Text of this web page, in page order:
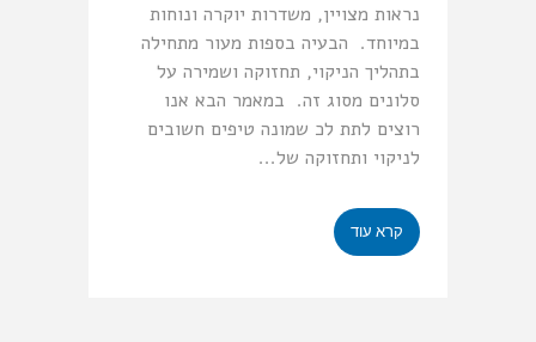
נראות מצויין, משדרות יוקרה ונוחות
במיוחד. הבעיה בספות מעור מתחילה
בתהליך הניקוי, תחזוקה ושמירה על
סלונים מסוג זה. במאמר הבא אנו
רוצים לתת לכ שמונה טיפים חשובים
לניקוי ותחזוקה של...
קרא עוד